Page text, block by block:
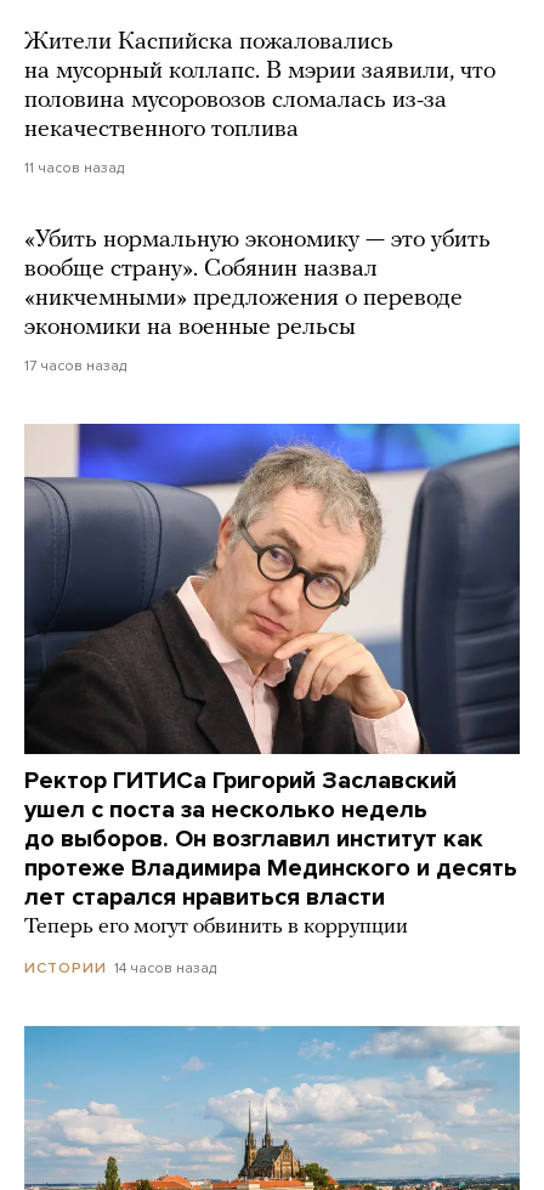
Жители Каспийска пожаловались
на мусорный коллапс. В мэрии заявили, что
половина мусоровозов сломалась из-за
некачественного топлива
11 часов назад
«Убить нормальную экономику — это убить
вообще страну». Собянин назвал
«никчемными» предложения о переводе
экономики на военные рельсы
17 часов назад
Ректор ГИТИСа Григорий Заславский
ушел с поста за несколько недель
до выборов. Он возглавил институт как
протеже Владимира Мединского и десять
лет старался нравиться власти
Теперь его могут обвинить в коррупции
ИСТОРИИ 14 часов назад